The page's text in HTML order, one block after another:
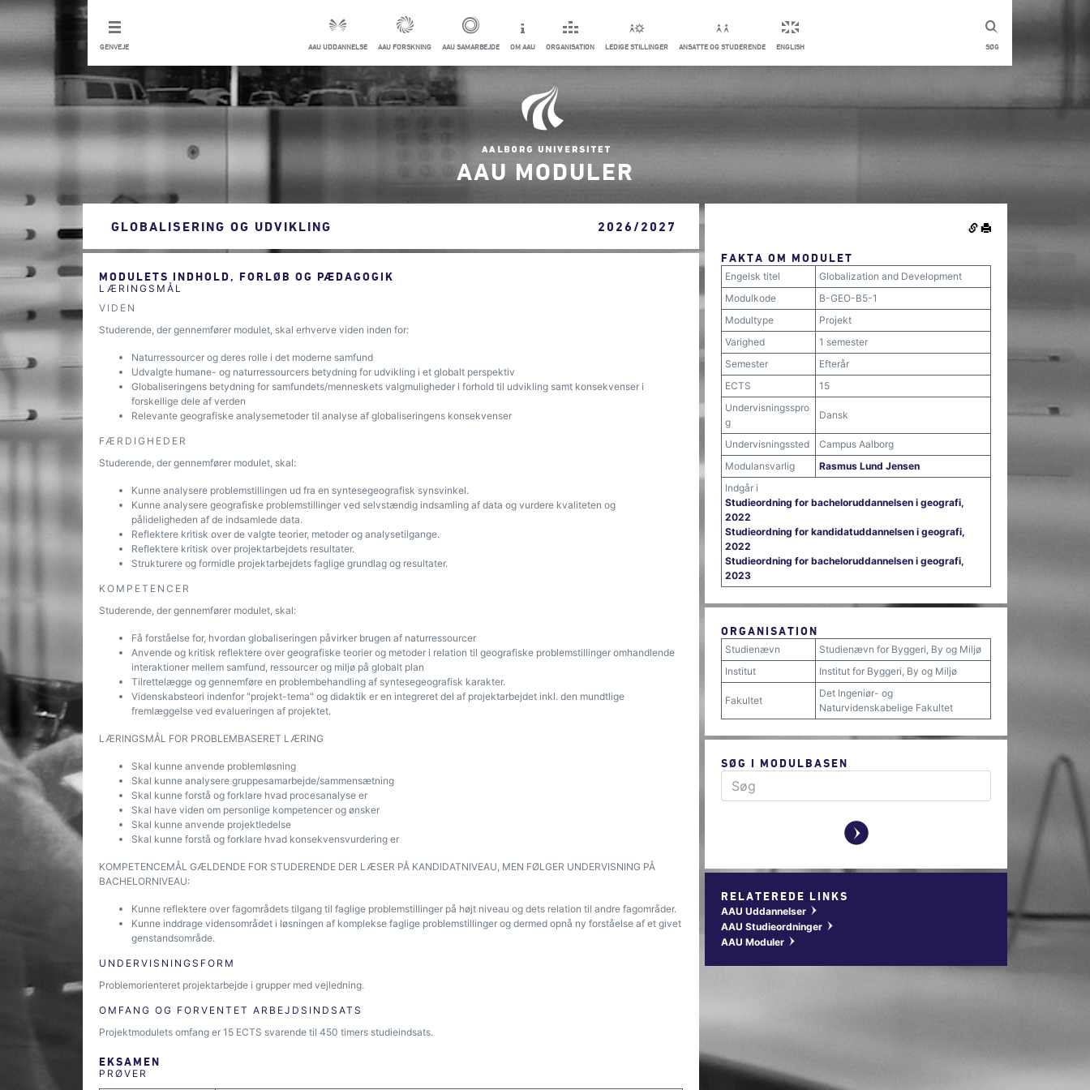
SØG
GENVEJE AAU UDDANNELSE AAU FORSKNING AAU SAMARBEJDE OM AAU ORGANISATION LEDIGE STILLINGER ANSATTE OG STUDERENDE ENGLISH
AAU MODULER
GLOBALISERING OG UDVIKLING 2026/2027
MODULETS INDHOLD, FORLØB OG PÆDAGOGIK
LÆRINGSMÅL
VIDEN
Studerende, der gennemfører modulet, skal erhverve viden inden for:
Naturressourcer og deres rolle i det moderne samfund
Udvalgte humane- og naturressourcers betydning for udvikling i et globalt perspektiv
Globaliseringens betydning for samfundets/menneskets valgmuligheder i forhold til udvikling samt konsekvenser i
forskellige dele af verden
Relevante geografiske analysemetoder til analyse af globaliseringens konsekvenser
FÆRDIGHEDER
Studerende, der gennemfører modulet, skal:
Kunne analysere problemstillingen ud fra en syntesegeografisk synsvinkel.
Kunne analysere geografiske problemstillinger ved selvstændig indsamling af data og vurdere kvaliteten og
pålideligheden af de indsamlede data.
Reflektere kritisk over de valgte teorier, metoder og analysetilgange.
Reflektere kritisk over projektarbejdets resultater.
Strukturere og formidle projektarbejdets faglige grundlag og resultater.
KOMPETENCER
Studerende, der gennemfører modulet, skal:
Få forståelse for, hvordan globaliseringen påvirker brugen af naturressourcer
Anvende og kritisk reflektere over geografiske teorier og metoder i relation til geografiske problemstillinger omhandlende
interaktioner mellem samfund, ressourcer og miljø på globalt plan
Tilrettelægge og gennemføre en problembehandling af syntesegeografisk karakter.
Videnskabsteori indenfor "projekt-tema" og didaktik er en integreret del af projektarbejdet inkl. den mundtlige
fremlæggelse ved evalueringen af projektet.
LÆRINGSMÅL FOR PROBLEMBASERET LÆRING
Skal kunne anvende problemløsning
Skal kunne analysere gruppesamarbejde/sammensætning
Skal kunne forstå og forklare hvad procesanalyse er
Skal have viden om personlige kompetencer og ønsker
Skal kunne anvende projektledelse
Skal kunne forstå og forklare hvad konsekvensvurdering er
KOMPETENCEMÅL GÆLDENDE FOR STUDERENDE DER LÆSER PÅ KANDIDATNIVEAU, MEN FØLGER UNDERVISNING PÅ
BACHELORNIVEAU:
Kunne reflektere over fagområdets tilgang til faglige problemstillinger på højt niveau og dets relation til andre fagområder.
Kunne inddrage vidensområdet i løsningen af komplekse faglige problemstillinger og dermed opnå ny forståelse af et givet
genstandsområde.
UNDERVISNINGSFORM
Problemorienteret projektarbejde i grupper med vejledning.
OMFANG OG FORVENTET ARBEJDSINDSATS
Projektmodulets omfang er 15 ECTS svarende til 450 timers studieindsats.
EKSAMEN
PRØVER
FAKTA OM MODULET
Engelsk titel
Globalization and Development
Modulkode
B-GEO-B5-1
Modultype
Projekt
Varighed
1 semester
Semester
Efterår
ECTS
15
Undervisningsspro
g
Dansk
Undervisningssted
Campus Aalborg
Modulansvarlig
Rasmus Lund Jensen
Indgår i
Studieordning for bacheloruddannelsen i geografi,
2022
Studieordning for kandidatuddannelsen i geografi,
2022
Studieordning for bacheloruddannelsen i geografi,
2023
ORGANISATION
Studienævn
Studienævn for Byggeri, By og Miljø
Institut
Institut for Byggeri, By og Miljø
Fakultet
Det Ingeniør- og
Naturvidenskabelige Fakultet
SØG I MODULBASEN
y
RELATEREDE LINKS
AAU Uddannelser w
AAU Studieordninger w
AAU Moduler w